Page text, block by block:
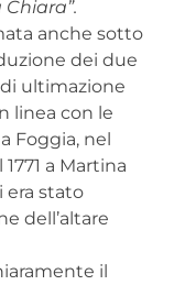
anche sotto
dei due
ultimazione
linea con le
Foggia, nel
a Martina
era stato
dell’altare
il